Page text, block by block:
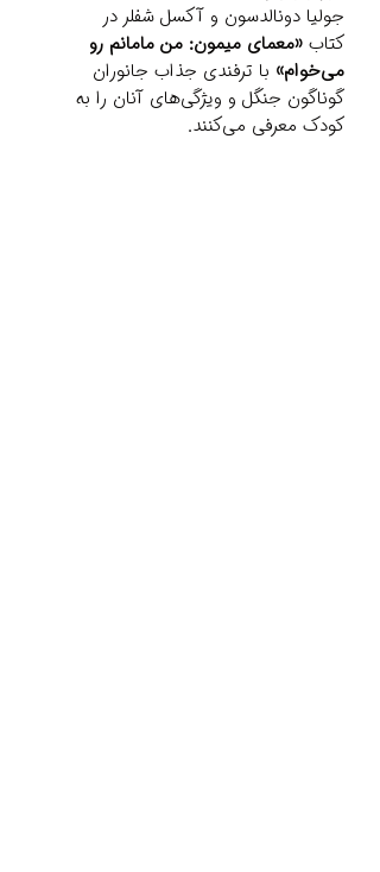
جولیا دونالدسون و آکسل شفلر در
کتاب «معمای میمون: من مامانم رو
می‌خوام» با ترفندی جذاب جانوران
گوناگون جنگل و ویژگی‌های آنان را به
کودک معرفی می‌کنند.